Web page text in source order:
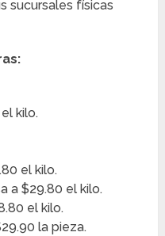
sucursales físicas
kilo.
el kilo.
a $29.80 el kilo.
el kilo.
la pieza.